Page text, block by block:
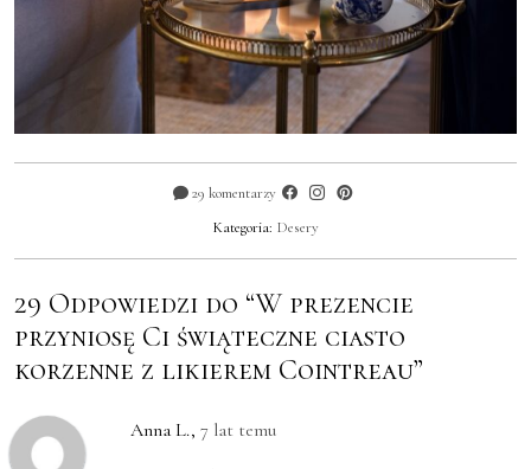
29 komentarzy
Kategoria: Desery
29 Odpowiedzi do “W prezencie
przyniosę Ci świąteczne ciasto
korzenne z likierem Cointreau”
Anna L., 7 lat temu